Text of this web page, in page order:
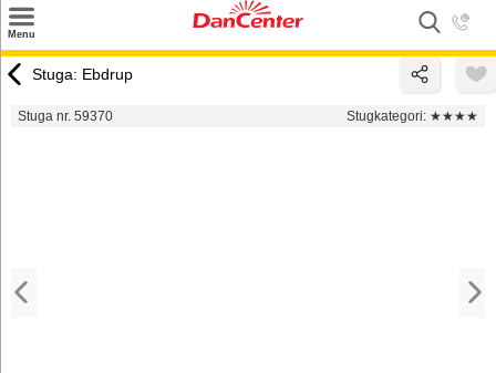
Menu
Tilbud
Stuga: Ebdrup
Stuga nr. 59370 Stugkategori: ★★★★